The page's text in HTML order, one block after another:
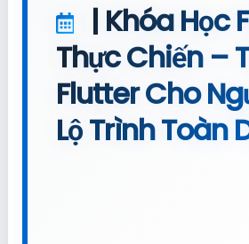
| Khóa Học
Thực Chiến –
Flutter Cho
Lộ Trình Toàn